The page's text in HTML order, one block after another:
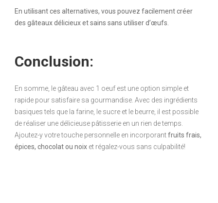
En utilisant ces alternatives, vous pouvez facilement créer
des gâteaux délicieux et sains sans utiliser d’œufs.
Conclusion:
En somme, le gâteau avec 1 oeuf est une option simple et
rapide pour satisfaire sa gourmandise. Avec des ingrédients
basiques tels que la farine, le sucre et le beurre, il est possible
de réaliser une délicieuse pâtisserie en un rien de temps.
Ajoutez-y votre touche personnelle en incorporantfruits frais,
épices, chocolat ou noix et régalez-vous sans culpabilité!